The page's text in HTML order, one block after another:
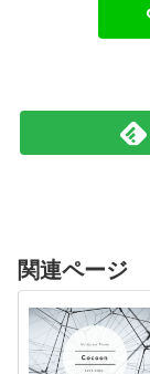
関連ページ